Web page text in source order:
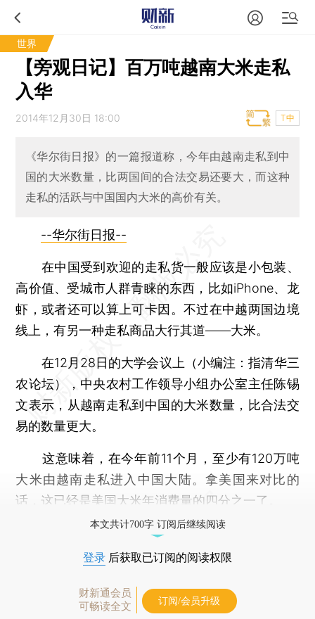
世界
【旁观日记】百万吨越南大米走私
入华
2014年12月30日 18:00 T中
《华尔街日报》的一篇报道称，今年由越南走私到中
国的大米数量，比两国间的合法交易还要大，而这种
走私的活跃与中国国内大米的高价有关。
--华尔街日报--
在中国受到欢迎的走私货一般应该是小包装、
高价值、受城市人群青睐的东西，比如iPhone、龙
虾，或者还可以算上可卡因。不过在中越两国边境
线上，有另一种走私商品大行其道——大米。
在12月28日的大学会议上（小编注：指清华三
农论坛），中央农村工作领导小组办公室主任陈锡
文表示，从越南走私到中国的大米数量，比合法交
易的数量更大。
这意味着，在今年前11个月，至少有120万吨
大米由越南走私进入中国大陆。拿美国来对比的
话，这已经是美国大米年消费量的四分之一了。
本文共计700字 订阅后继续阅读
登录 后获取已订阅的阅读权限
财新通会员
可畅读全文
订阅/会员升级